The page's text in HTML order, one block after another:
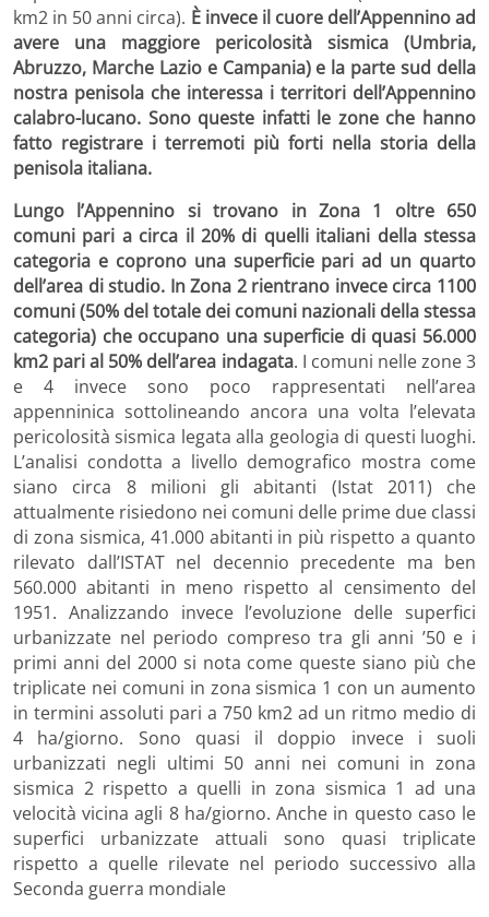
km2 in 50 anni circa). È invece il cuore dell’Appennino ad
avere una maggiore pericolosità sismica (Umbria,
Abruzzo, Marche Lazio e Campania) e la parte sud della
nostra penisola che interessa i territori dell’Appennino
calabro-lucano. Sono queste infatti le zone che hanno
fatto registrare i terremoti più forti nella storia della
penisola italiana.
Lungo l’Appennino si trovano in Zona 1 oltre 650
comuni pari a circa il 20% di quelli italiani della stessa
categoria e coprono una superficie pari ad un quarto
dell’area di studio. In Zona 2 rientrano invece circa 1100
comuni (50% del totale dei comuni nazionali della stessa
categoria) che occupano una superficie di quasi 56.000
km2 pari al 50% dell’area indagata. I comuni nelle zone 3
e 4 invece sono poco rappresentati nell’area
appenninica sottolineando ancora una volta l’elevata
pericolosità sismica legata alla geologia di questi luoghi.
L’analisi condotta a livello demografico mostra come
siano circa 8 milioni gli abitanti (Istat 2011) che
attualmente risiedono nei comuni delle prime due classi
di zona sismica, 41.000 abitanti in più rispetto a quanto
rilevato dall’ISTAT nel decennio precedente ma ben
560.000 abitanti in meno rispetto al censimento del
1951. Analizzando invece l’evoluzione delle superfici
urbanizzate nel periodo compreso tra gli anni ’50 e i
primi anni del 2000 si nota come queste siano più che
triplicate nei comuni in zona sismica 1 con un aumento
in termini assoluti pari a 750 km2 ad un ritmo medio di
4 ha/giorno. Sono quasi il doppio invece i suoli
urbanizzati negli ultimi 50 anni nei comuni in zona
sismica 2 rispetto a quelli in zona sismica 1 ad una
velocità vicina agli 8 ha/giorno. Anche in questo caso le
superfici urbanizzate attuali sono quasi triplicate
rispetto a quelle rilevate nel periodo successivo alla
Seconda guerra mondiale